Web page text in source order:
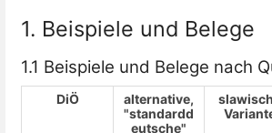
1. Beispiele und Belege
1.1 Beispiele und Belege nach
DiÖ
alternative,
"standardd
eutsche"